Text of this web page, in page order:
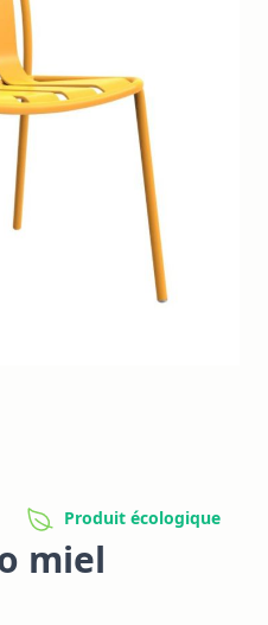
Produit écologique
miel